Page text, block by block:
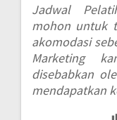
Jadwal
mohon untuk
akomodasi
Marketing
disebabkan
mendapatkan